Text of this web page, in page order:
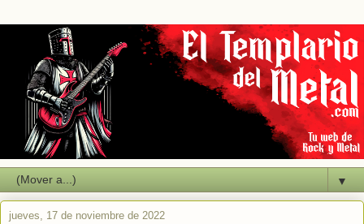
▼
jueves, 17 de noviembre de 2022